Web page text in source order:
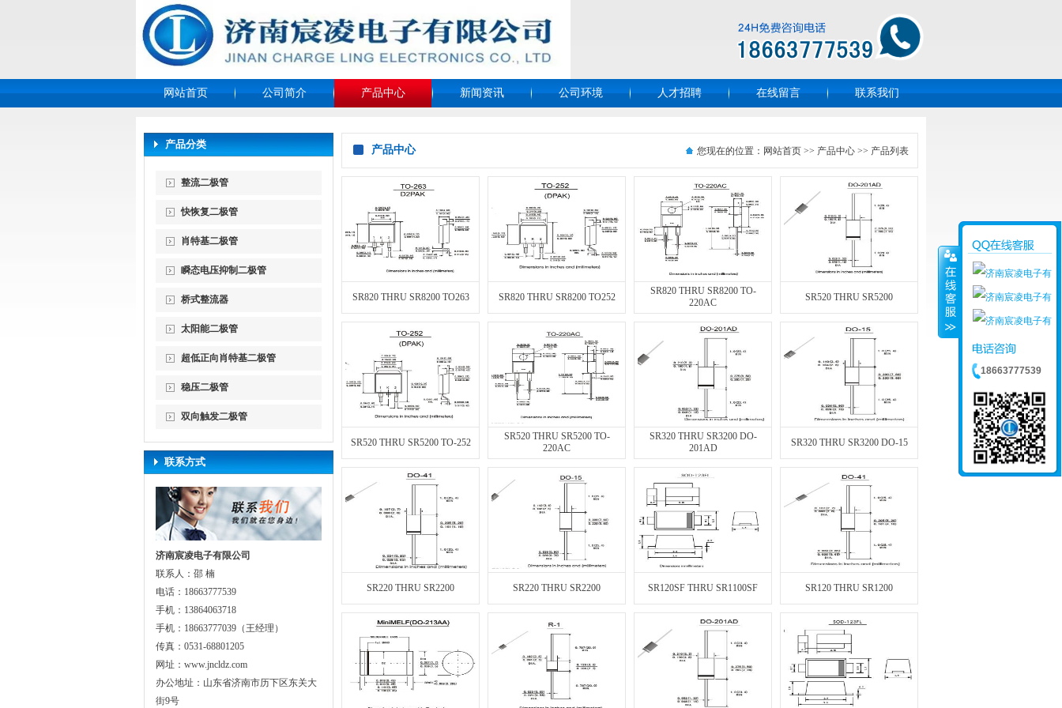
网站首页 公司简介 产品中心 新闻资讯 公司环境 人才招聘 在线留言 联系我们
产品分类
整流二极管
快恢复二极管
肖特基二极管
瞬态电压抑制二极管
桥式整流器
太阳能二极管
超低正向肖特基二极管
稳压二极管
双向触发二极管
联系方式
济南宸凌电子有限公司
联系人：邵 楠
电话：18663777539
手机：13864063718
手机：18663777039（王经理）
传真：0531-68801205
网址：www.jncldz.com
办公地址：山东省济南市历下区东关大
街9号
产品中心 您现在的位置： 网站首页 >> 产品中心 >> 产品列表
SR820 THRU SR8200 TO263 SR820 THRU SR8200 TO252
SR820 THRU SR8200 TO-
220AC
SR520 THRU SR5200
SR520 THRU SR5200 TO-252
SR520 THRU SR5200 TO-
220AC
SR320 THRU SR3200 DO-
201AD
SR320 THRU SR3200 DO-15
SR220 THRU SR2200 SR220 THRU SR2200 SR120SF THRU SR1100SF SR120 THRU SR1200
18663777539